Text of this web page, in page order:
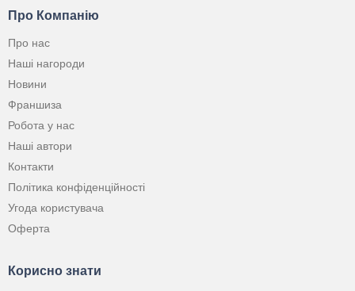
Про Компанію
Про нас
Наші нагороди
Новини
Франшиза
Робота у нас
Наші автори
Контакти
Політика конфіденційності
Угода користувача
Оферта
Корисно знати